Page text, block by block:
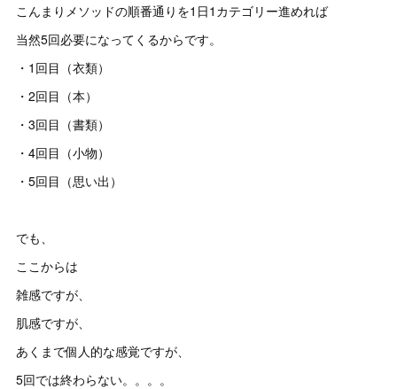
こんまりメソッドの順番通りを1日1カテゴリー進めれば
当然5回必要になってくるからです。
・1回目（衣類）
・2回目（本）
・3回目（書類）
・4回目（小物）
・5回目（思い出）
でも、
ここからは
雑感ですが、
肌感ですが、
あくまで個人的な感覚ですが、
5回では終わらない。。。。